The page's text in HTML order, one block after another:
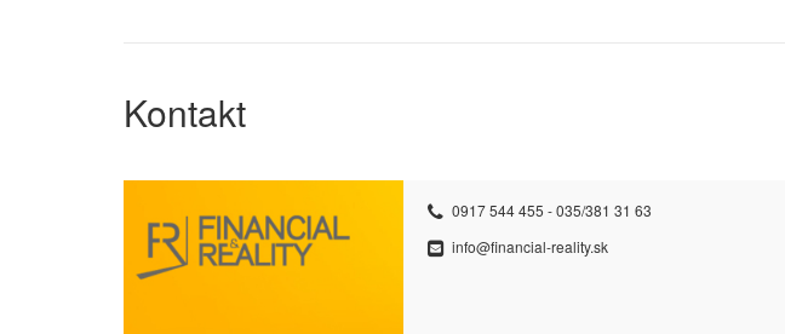
Kontakt
0917 544 455 - 035/381 31 63
info@financial-reality.sk